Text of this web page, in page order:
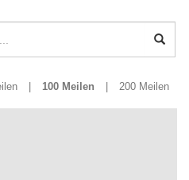
100 Meilen 200 Meilen